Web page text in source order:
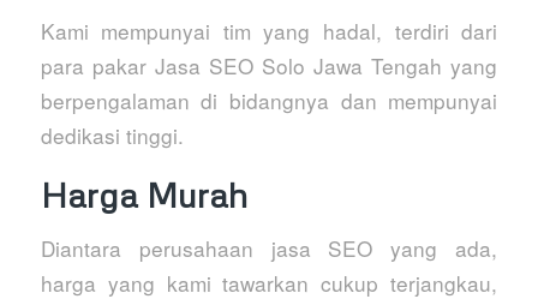
Kami mempunyai tim yang hadal, terdiri dari
para pakar Jasa SEO Solo Jawa Tengah yang
berpengalaman di bidangnya dan mempunyai
dedikasi tinggi.
Harga Murah
Diantara perusahaan jasa SEO yang ada,
harga yang kami tawarkan cukup terjangkau,